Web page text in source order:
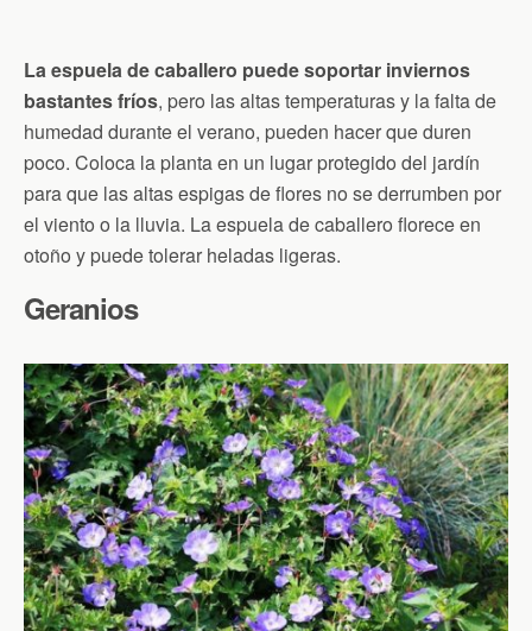
La espuela de caballero puede soportar inviernos
bastantes fríos, pero las altas temperaturas y la falta de
humedad durante el verano, pueden hacer que duren
poco. Coloca la planta en un lugar protegido del jardín
para que las altas espigas de flores no se derrumben por
el viento o la lluvia. La espuela de caballero florece en
otoño y puede tolerar heladas ligeras.
Geranios